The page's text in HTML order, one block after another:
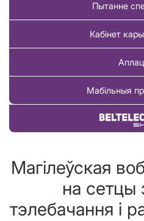
Пытанне
Кабінет
Мабільныя
Купіць
Магiлеўская
на сетцы
тэлебачання і